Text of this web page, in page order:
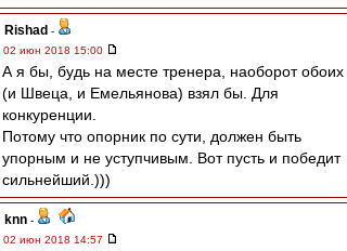
Rishad -
02 июн 2018 15:00
А я бы, будь на месте тренера, наоборот обоих
(и Швеца, и Емельянова) взял бы. Для
конкуренции.
Потому что опорник по сути, должен быть
упорным и не уступчивым. Вот пусть и победит
сильнейший.)))
knn -
02 июн 2018 14:57